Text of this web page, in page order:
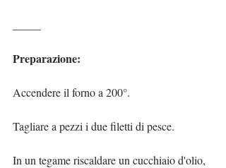
Preparazione:
Accendere il forno a 200°.
Tagliare a pezzi i due filetti di pesce.
In un tegame riscaldare un cucchiaio d'olio,